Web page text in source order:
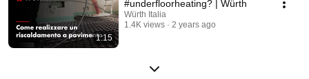
1:15
#underfloorheating? | Würth
Würth Italia
1.4K views
2 years ago